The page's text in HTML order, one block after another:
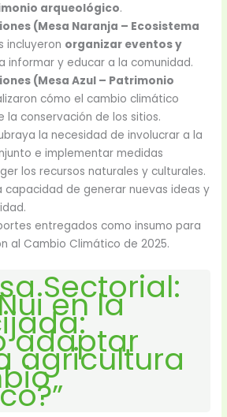
arqueológico.
(Mesa Naranja – Ecosistema
incluyeron organizar eventos y
informar y educar a la comunidad.
(Mesa Azul – Patrimonio
cómo el cambio climático
conservación de los sitios.
la necesidad de involucrar a la
e implementar medidas
los recursos naturales y culturales.
capacidad de generar nuevas ideas y
entregados como insumo para
al Cambio Climático de 2025.
Sectorial:
en la
adaptar
agricultura